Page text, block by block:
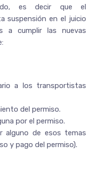
es decir que el
suspensión en el juicio
a cumplir las nuevas
a los transportistas
del permiso.
por el permiso.
alguno de esos temas
y pago del permiso).